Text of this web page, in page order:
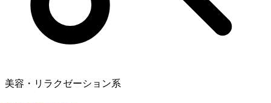
美容・リラクゼーション系